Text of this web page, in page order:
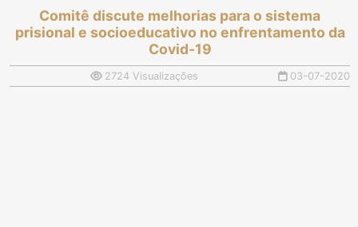
Comitê discute melhorias para o sistema
prisional e socioeducativo no enfrentamento da
Covid-19
2724 Visualizações 03-07-2020